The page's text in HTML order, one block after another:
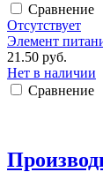
Сравнение
Отсутствует
Элемент
21.50 руб.
Нет в наличии
Сравнение